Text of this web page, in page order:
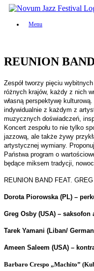
Skip
content
Menu
REUNION
Zespół tworzy pięciu
różnych krajów, każdy z nich
własną perspektywę
indywidualnie z każdym z
muzycznych doświadczeń,
Koncert zespołu to nie tylko
jazzową, ale także żywy
artystycznej wymiany.
Państwa program o
będące miksem tradycji,
REUNION BAND FEAT.
Dorota Piorowska (PL) –
Greg Osby (USA) – saksofon
Tarek Yamani (Liban/
Ameen Saleem (USA) –
Barbaro Crespo „Machito”